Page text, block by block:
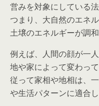
営みを対象にしている法
つまり、大自然のエネ
土壌のエネルギーが調
例えば、人間の顔が一
地や家によって変わって
従って家相や地相は、
や生活パターンに適合